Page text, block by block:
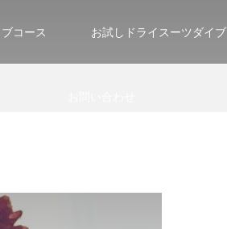
コース お試しドライスーツダイブ